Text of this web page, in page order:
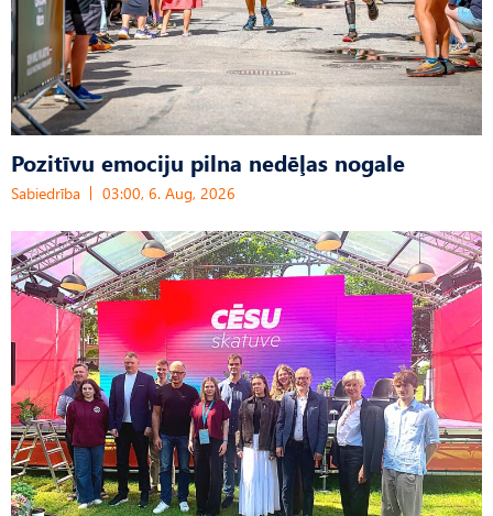
Pozitīvu emociju pilna nedēļas nogale
Sabiedrība 03:00, 6. Aug, 2026